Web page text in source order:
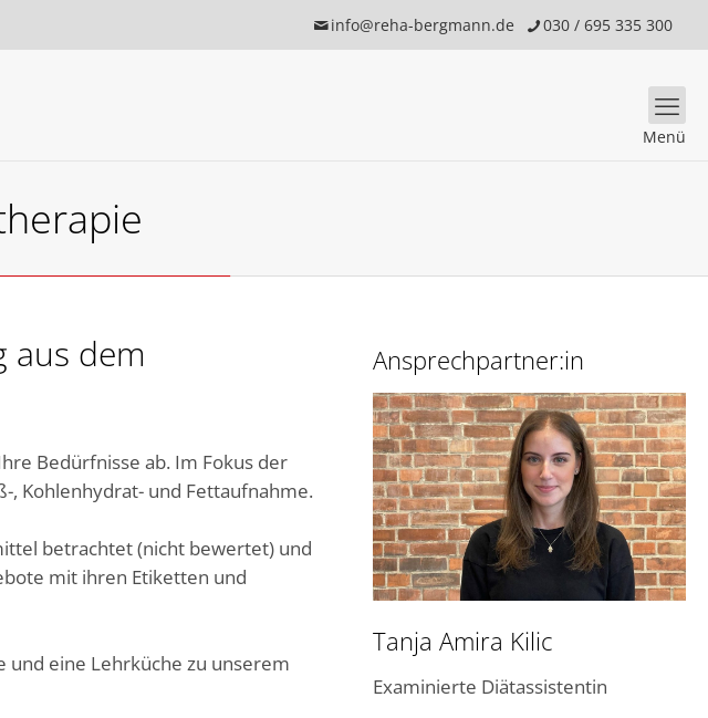
030 / 695 335 300
info@reha-bergmann.de
Menü
aus dem
Bedürfnisse ab. Im Fokus der
Kohlenhydrat- und Fettaufnahme.
betrachtet (nicht bewertet) und
mit ihren Etiketten und
und eine Lehrküche zu unserem
Ansprechpartner:in
Tanja Amira Kilic
Examinierte Diätassistentin